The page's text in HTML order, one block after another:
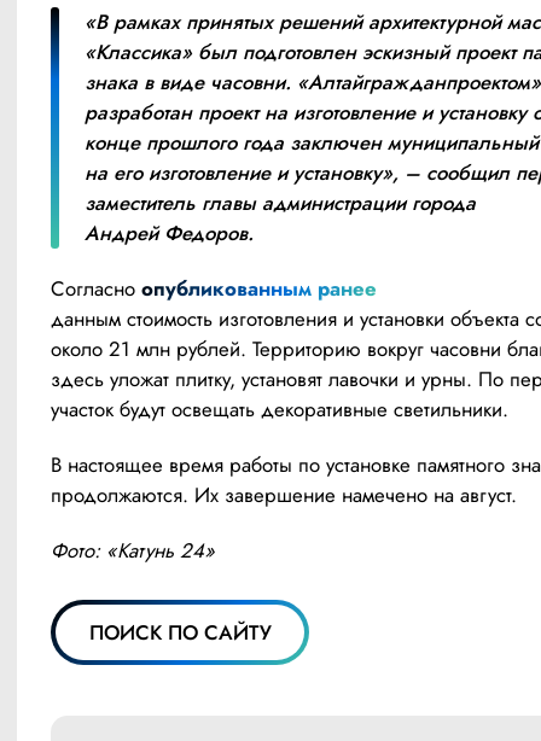
«В рамках принятых решений архитектурной
«Классика» был подготовлен эскизный проект
знака в виде часовни. «Алтайгражданпроектом»
разработан проект на изготовление и установку
конце прошлого года заключен муниципальный
на его изготовление и установку», – сообщил
заместитель главы администрации города
Андрей Федоров.
Согласно опубликованным ранее
данным стоимость изготовления и установки объекта
около 21 млн рублей. Территорию вокруг часовни
здесь уложат плитку, установят лавочки и урны. По
участок будут освещать декоративные светильники.
В настоящее время работы по установке памятного
продолжаются. Их завершение намечено на август.
Фото: «Катунь 24»
ПОИСК ПО САЙТУ